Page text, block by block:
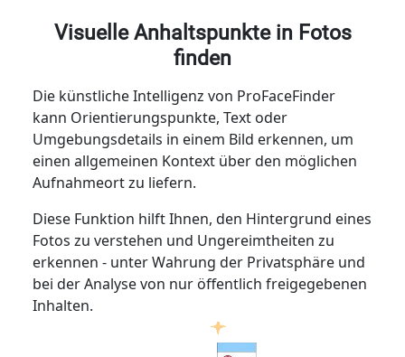
Visuelle Anhaltspunkte in Fotos
finden
Die künstliche Intelligenz von ProFaceFinder
kann Orientierungspunkte, Text oder
Umgebungsdetails in einem Bild erkennen, um
einen allgemeinen Kontext über den möglichen
Aufnahmeort zu liefern.
Diese Funktion hilft Ihnen, den Hintergrund eines
Fotos zu verstehen und Ungereimtheiten zu
erkennen - unter Wahrung der Privatsphäre und
bei der Analyse von nur öffentlich freigegebenen
Inhalten.